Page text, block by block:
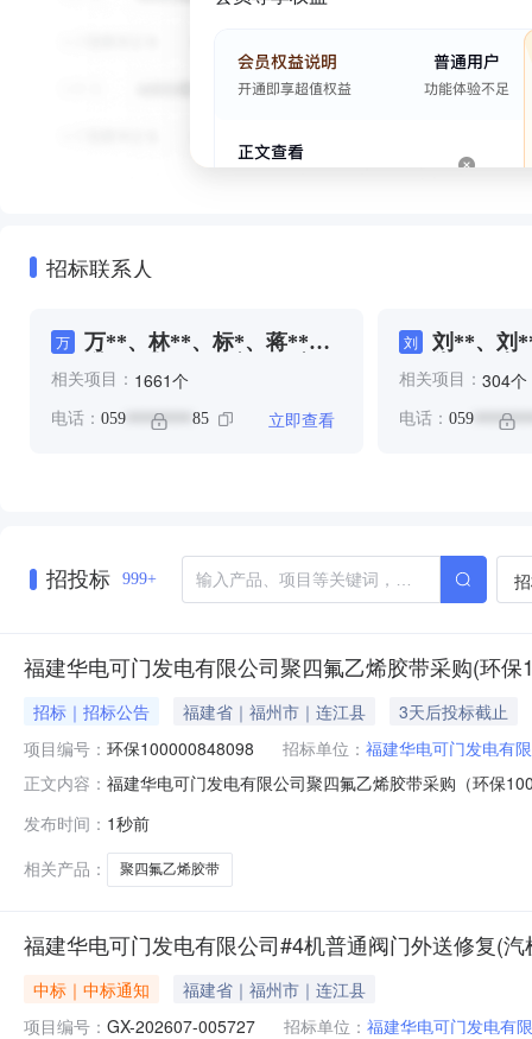
招标联系人
万
万**、林**、标*、蒋**、
**、饶**、黄**、黄*、黄
相关项目： 1661个
电话： 059 ******** 85 立即查看
刘
刘**、刘
陈**
相关项目： 304个
电话： 059
招投标 999+
福建华电可门发电有限公司聚四氟乙烯胶带采购(环
招标｜招标公告 福建省｜福州市｜连江县
3天后投标截止
项目编号： 环保100000848098 招标单位： 福建华电可门发电有
正文内容： 福建华电可门发电有限公司聚四氟乙烯胶带采购（环保
八、交货时间：2026-08-28九、备注：十、采购清单序
发布时间： 1秒前
相关产品：
聚四氟乙烯胶带
福建华电可门发电有限公司#4机普通阀门外送修复(
中标｜中标通知
福建省｜福州市｜连江县
项目编号： GX-202607-005727 招标单位： 福建华电可门发电有